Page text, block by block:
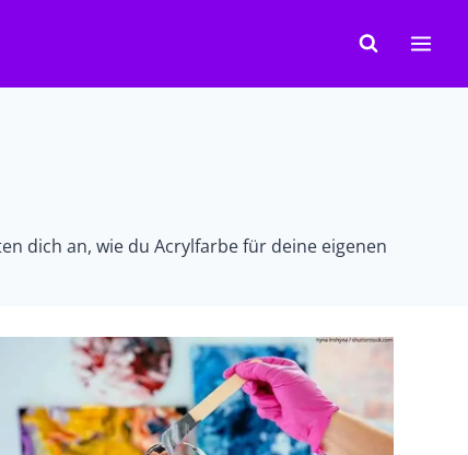
dich an, wie du Acrylfarbe für deine eigenen